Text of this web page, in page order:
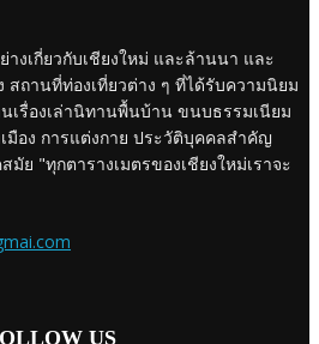
งเกี่ยวกับเชียงใหม่ และล้านนา และ
สถานที่ท่องเที่ยวต่าง ๆ ที่ได้รับความนิยม
เรื่องเล่านิทานพื้นบ้าน ขนบธรรมเนียม
อง การแต่งกาย ประวัติบุคคลสำคัญ
มัย "ทุกตารางเมตรของเชียงใหม่เราจะ
US